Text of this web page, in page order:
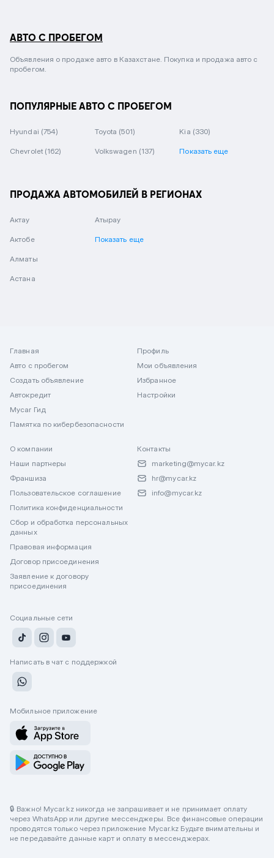
АВТО С ПРОБЕГОМ
Объявления о продаже авто в Казахстане. Покупка и продажа авто с
пробегом.
ПОПУЛЯРНЫЕ АВТО С ПРОБЕГОМ
Hyundai (754) Toyota (501) Kia (330)
Chevrolet (162) Volkswagen (137) Показать еще
ПРОДАЖА АВТОМОБИЛЕЙ В РЕГИОНАХ
Актау
Актобе
Алматы
Астана
Атырау
Показать еще
Главная
Авто с пробегом
Создать объявление
Автокредит
Mycar Гид
Памятка по кибербезопасности
Профиль
Мои объявления
Избранное
Настройки
О компании
Наши партнеры
Франшиза
Пользовательское соглашение
Политика конфиденциальности
Сбор и обработка персональных
данных
Правовая информация
Договор присоединения
Заявление к договору
присоединения
Контакты
marketing@mycar.kz
hr@mycar.kz
info@mycar.kz
Социальные сети
Написать в чат с поддержкой
Мобильное приложение
🔒 Важно! Mycar.kz никогда не запрашивает и не принимает оплату
через WhatsApp или другие мессенджеры. Все финансовые операции
проводятся только через приложение Mycar.kz Будьте внимательны и
не передавайте данные карт и оплату в мессенджерах.